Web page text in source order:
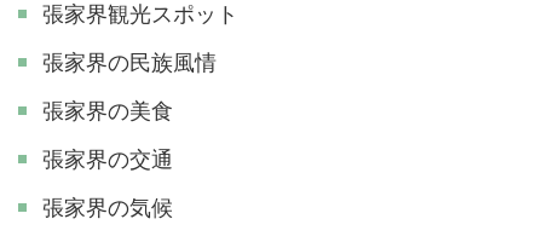
張家界観光スポット
張家界の民族風情
張家界の美食
張家界の交通
張家界の気候